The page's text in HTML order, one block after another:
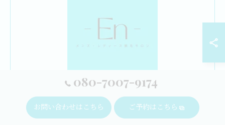
す。まずはご自身に合うかどうかサロンの脱毛を試してみ
ませんか。恵比寿にて、納得して施術を受けていただける
080-7007-9174
お問い合わせはこちら ご予約はこちら